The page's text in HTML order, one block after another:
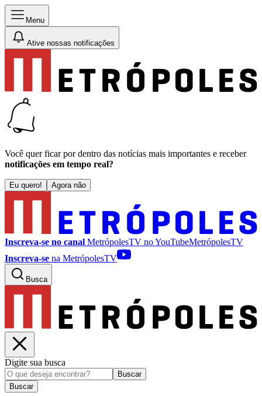
Menu
Ative nossas notificações
Você quer ficar por dentro das notícias mais importantes e receber
notificações em tempo real?
Eu quero! Agora não
Inscreva-se no canal MetrópolesTV noYouTubeMetrópolesTV
Inscreva-se na MetrópolesTV
Busca
Digite sua busca
Buscar
Buscar